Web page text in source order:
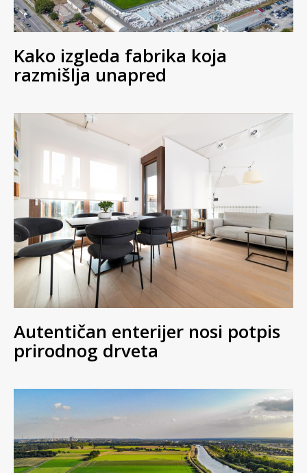
Kako izgleda fabrika koja
razmišlja unapred
Autentičan enterijer nosi potpis
prirodnog drveta